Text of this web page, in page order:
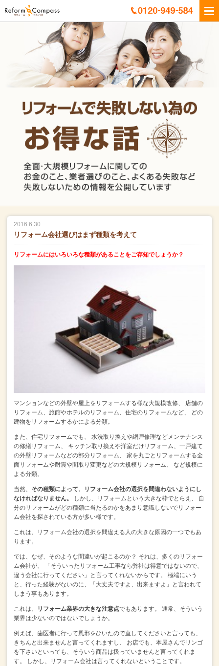
2016.6.30
リフォーム会社選びはまず種類を考えて
リフォームにはいろいろな種類があることをご存知でしょうか？
マンションなどの外壁や屋上をリフォームする様な大規模改修、
店舗の
リフォーム、旅館やホテルのリフォーム、住宅のリフォームなど、
どの
建物をリフォームするかによる分類。
また、住宅リフォームでも、
水洗取り換えや網戸修理などメンテナンス
の修繕リフォーム、
キッチン取り換えや洋室だけリフォーム、一戸建て
の外壁リフォームなどの部分リフォーム、
家を丸ごとリフォームする全
面リフォームや耐震や間取り変更などの大規模リフォーム、
など規模に
よる分類。
当然、 その種類によって、リフォーム会社の選択を間違わないようにし
なければなりません。
しかし、リフォームという大きな枠でとらえ、
自
分のリフォームがどの種類に当たるのかをあまり意識しないでリフォー
ム会社を探されている方が多い様です。
これは、リフォーム会社の選択を間違える人の大きな原因の一つでもあ
ります。
では、なぜ、そのような間違いが起こるのか？ それは、多くのリフォー
ム会社が、
「そういったリフォーム工事なら弊社は得意ではないので、
違う会社に行ってください」と言ってくれないからです。
極端にいう
と、行った経験がないのに、「大丈夫ですよ、出来ますよ」と言われて
しまう事もあります。
これは、 リフォーム業界の大きな注意点でもあります。
通常、そういう
業界は少ないのではないでしょうか。
例えば、歯医者に行って風邪をひいたので直してくださいと言っても、
きちんと出来ませんと言ってくれますし、
お店でも、本屋さんでリンゴ
を下さいといっても、そういう商品は扱っていませんと言ってくれま
す。
しかし、リフォーム会社は言ってくれないということです。